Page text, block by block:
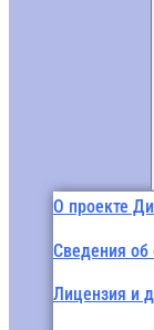
О проекте
Сведения об
Лицензия и